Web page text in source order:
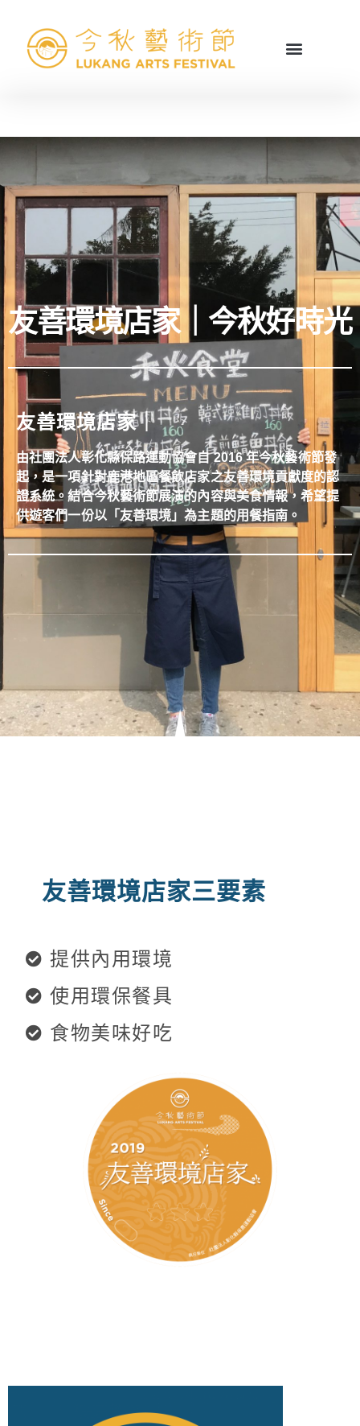
友善環境店家｜今秋好時光
友善環境店家｜
由社團法人彰化縣保路運動協會自 2016 年今秋藝術節發
起，是一項針對鹿港地區餐飲店家之友善環境貢獻度的認
證系統。結合今秋藝術節展演的內容與美食情報，希望提
供遊客們一份以「友善環境」為主題的用餐指南。
友善環境店家三要素
提供內用環境
使用環保餐具
食物美味好吃